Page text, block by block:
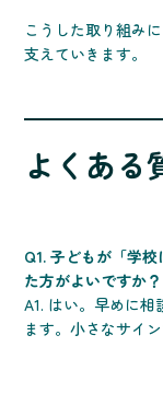
こうした取り組み
支えていきます。
よくある
Q1. 子どもが「学
た方がよいですか？
A1. はい。早めに
ます。小さなサイ